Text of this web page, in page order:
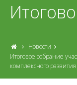
Новости
Итоговое собрание
комплексного